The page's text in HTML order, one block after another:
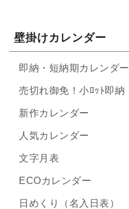
壁掛けカレンダー
即納・短納期カレンダー
売切れ御免！小ﾛｯﾄ即納
新作カレンダー
人気カレンダー
文字月表
ECOカレンダー
日めくり（名入日表）